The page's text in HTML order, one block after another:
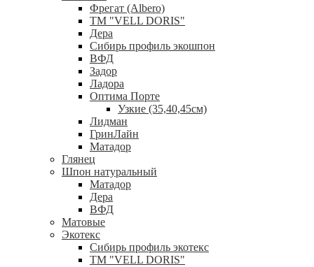
Фрегат (Albero)
ТМ "VELL DORIS"
Дера
Сибирь профиль экошпон
ВФД
Задор
Ладора
Оптима Порте
Узкие (35,40,45см)
Лидман
ГринЛайн
Матадор
Глянец
Шпон натуральный
Матадор
Дера
ВФД
Матовые
Экотекс
Сибирь профиль экотекс
ТМ "VELL DORIS"